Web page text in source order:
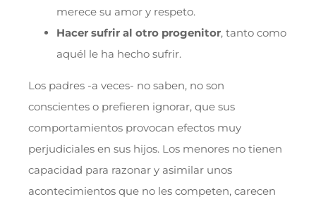
merece su amor y respeto.
Hacer sufrir al otro progenitor, tanto como
aquél le ha hecho sufrir.
Los padres -a veces- no saben, no son
conscientes o prefieren ignorar, que sus
comportamientos provocan efectos muy
perjudiciales en sus hijos. Los menores no tienen
capacidad para razonar y asimilar unos
acontecimientos que no les competen, carecen